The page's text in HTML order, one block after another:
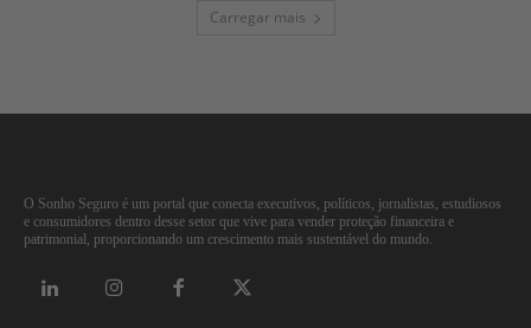
Carregar mais
O Sonho Seguro é um portal que conecta executivos, políticos, jornalistas, estudiosos
e consumidores dentro desse setor que vive para vender proteção financeira e
patrimonial, proporcionando um crescimento mais sustentável do mundo.